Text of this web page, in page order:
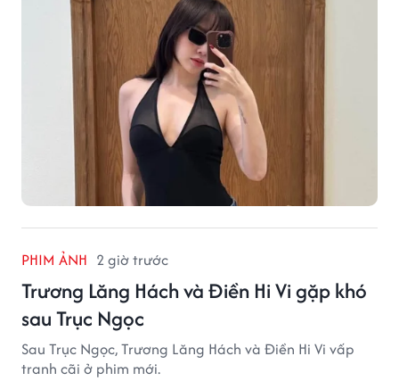
PHIM ẢNH 2 giờ trước
Trương Lăng Hách và Điền Hi Vi gặp khó
sau Trục Ngọc
Sau Trục Ngọc, Trương Lăng Hách và Điền Hi Vi vấp
tranh cãi ở phim mới.